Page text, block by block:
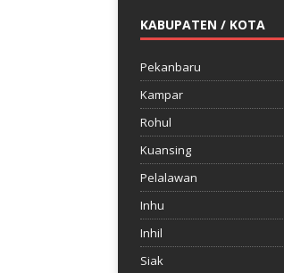
KABUPATEN / KOTA
Pekanbaru
Kampar
Rohul
Kuansing
Pelalawan
Inhu
Inhil
Siak